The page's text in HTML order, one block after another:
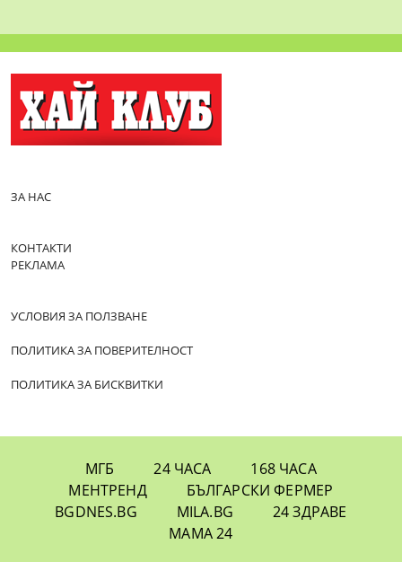
ЗА НАС
КОНТАКТИ
РЕКЛАМА
УСЛОВИЯ ЗА ПОЛЗВАНЕ
ПОЛИТИКА ЗА ПОВЕРИТЕЛНОСТ
ПОЛИТИКА ЗА БИСКВИТКИ
МГБ 24 ЧАСА
168 ЧАСА
МЕНТРЕНД
БЪЛГАРСКИ ФЕРМЕР
BGDNES.BG
MILA.BG
24 ЗДРАВЕ
МАМА 24